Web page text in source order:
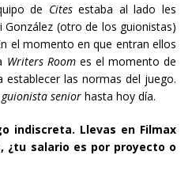
de Citesestaba al lado les
(otro de los guionistas)
el momento en que entran ellos
Writers Roomes el momento de
las normas del juego.
guionista senior hasta hoy día.
indiscreta. Llevas en Filmax
¿tu salario es por proyecto o